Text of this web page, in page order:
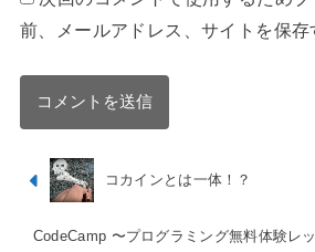
前、メールアドレス、サイトを保存
コカインとは一体！？
CodeCamp 〜プログラミング無料体験レ